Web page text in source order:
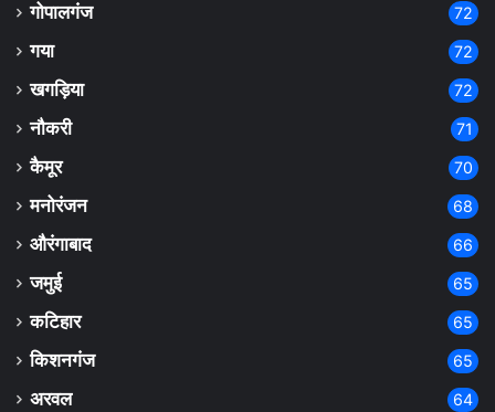
गोपालगंज 72
गया 72
खगड़िया 72
नौकरी 71
कैमूर 70
मनोरंजन 68
औरंगाबाद 66
जमुई 65
कटिहार 65
किशनगंज 65
अरवल 64